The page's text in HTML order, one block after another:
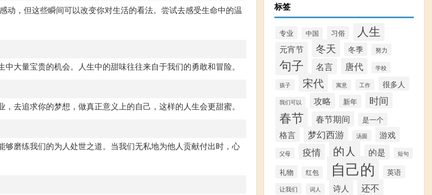
动，但这些瞬间可以改变你对生活的看法。尝试去感受生命中的温
大量宝贵的机会。人生中的甜味往往来自于我们的勇敢和冒险。
去追求你的梦想，做真正意义上的自己，这样的人生会更甜蜜。
磨练我们的为人处世之道。当我们无私地为他人贡献付出时，心
标签
专业 中国 习俗 人生
元宵节 冬天 冬季 努力
句子 名言 唐代 学校
孩子 宋代 寓意 工作 很多人
我们可以 攻略 新年 时间
春节 春节期间 是一个
格言 梦幻西游 汤圆 游戏
父母 疫情 的人 的是 短句
礼物 红包 自己的 英语
让我们 词人 诗人 还不